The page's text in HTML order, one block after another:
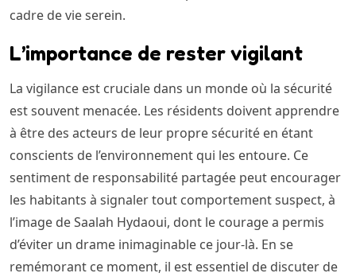
cadre de vie serein.
L’importance de rester vigilant
La vigilance est cruciale dans un monde où la sécurité
est souvent menacée. Les résidents doivent apprendre
à être des acteurs de leur propre sécurité en étant
conscients de l’environnement qui les entoure. Ce
sentiment de responsabilité partagée peut encourager
les habitants à signaler tout comportement suspect, à
l’image de Saalah Hydaoui, dont le courage a permis
d’éviter un drame inimaginable ce jour-là. En se
remémorant ce moment, il est essentiel de discuter de